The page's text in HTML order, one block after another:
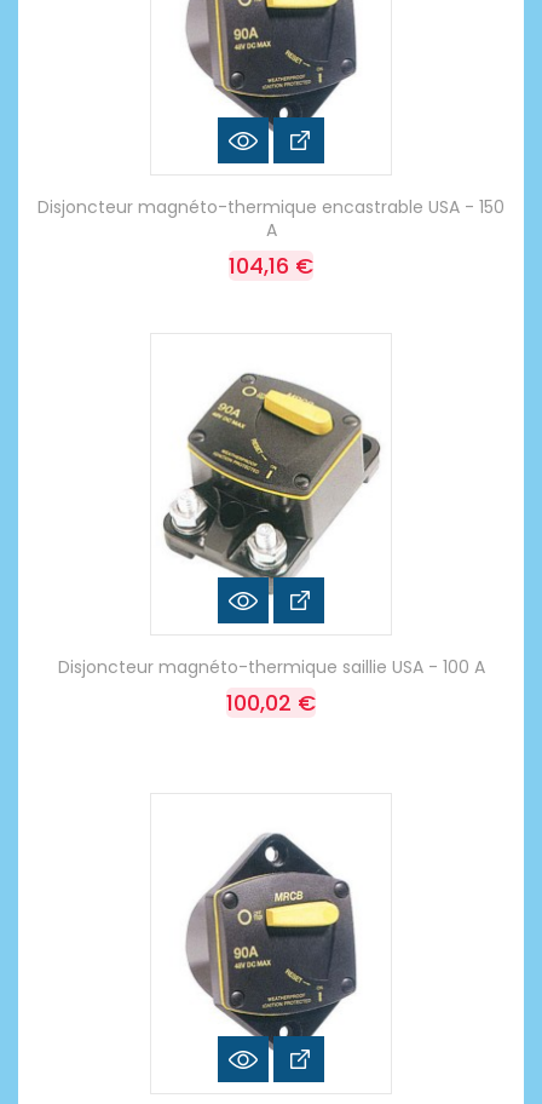
Disjoncteur magnéto-thermique encastrable USA - 150
A
104,16 €
Disjoncteur magnéto-thermique saillie USA - 100 A
100,02 €